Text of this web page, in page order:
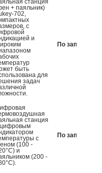
станция
+ паяльник)
702,
с
и
быть
для
задач
По запросу
станция
с
(100 -
и
(200 -
По запросу